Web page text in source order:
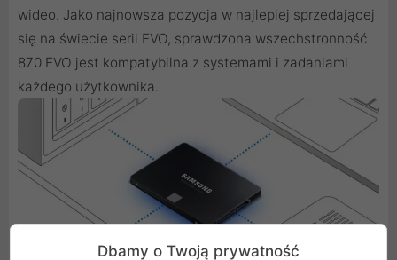
wideo. Jako najnowsza pozycja w najlepiej sprzedającej
się na świecie serii EVO, sprawdzona wszechstronność
870 EVO jest kompatybilna z systemami i zadaniami
każdego użytkownika.
Dbamy o Twoją prywatność